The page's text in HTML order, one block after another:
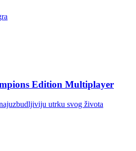
Edition Multiplayer